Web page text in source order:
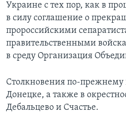
Украине с тех пор, как в
в силу соглашение о
пророссийскими
правительственными
в среду Организация
Столкновения по-прежнему
Донецке, а также в
Дебальцево и Счастье.